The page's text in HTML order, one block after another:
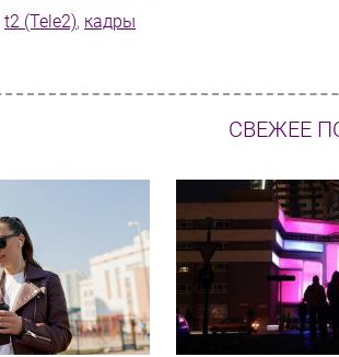
t2 (Tele2), кадры
СВЕЖЕЕ